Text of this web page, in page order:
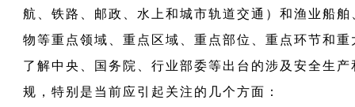
航、铁路、邮政、水上和城市轨道交通）和渔业船
物等重点领域、重点区域、重点部位、重点环节和
了解中央、国务院、行业部委等出台的涉及安全生
规，特别是当前应引起关注的几个方面：